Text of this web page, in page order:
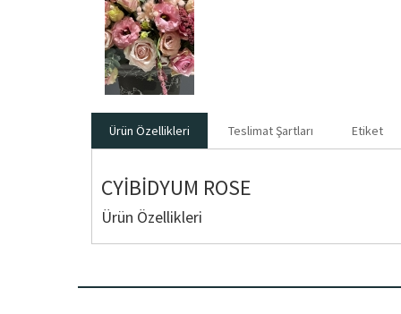
Ürün Özellikleri Teslimat Şartları Etiket
CYİBİDYUM ROSE
Ürün Özellikleri